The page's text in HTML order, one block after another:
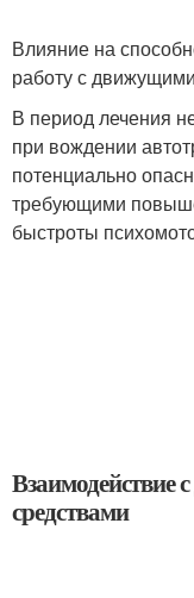
Влияние на
работу с
В период лечения
при вождении
потенциально
требующими
быстроты
Взаимодействие
средствами